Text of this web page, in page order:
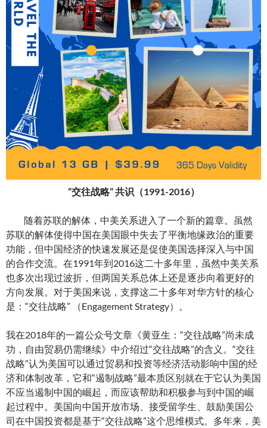
“交往战略” 共识（1991-2016）
随着苏联的解体，中美关系进入了一个新的篇章。虽然
苏联的解体使得中国在美国眼中失去了平衡地缘政治的重要
功能，但中国经济的快速发展还是促使美国选择深入与中国
的合作交流。在1991年到2016这二十多年里，虽然中美关系
也多次出现过波折，但两国关系总体上还是逐步向着更好的
方向发展。对于美国来说，支撑这二十多年对华方针的核心
是：“交往战略” （Engagement Strategy）。
我在2018年的一篇公众号文章《黄亚生：“交往战略”尚未成
功，自由贸易仍需继续》中介绍过“交往战略”的含义。“交往
战略”认为美国可以通过贸易和投资等经济活动影响中国的经
济和体制改革，它和“遏制战略”最本质区别就在于它认为美国
不应当遏制中国的崛起，而应该帮助和积极参与到中国的崛
起过程中。美国向中国开放市场、接受留学生、鼓励美国公
司在中国投资都是基于“交往战略”这个思维模式。多年来，美